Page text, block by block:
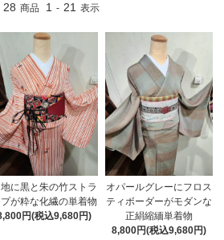
28 商品 1 - 21 表示
に黒と朱の竹ストラ
が粋な化繊の単着物
円(税込9,680円)
オパールグレーにフロス
ティボーダーがモダンな
正絹縮緬単着物
8,800円(税込9,680円)